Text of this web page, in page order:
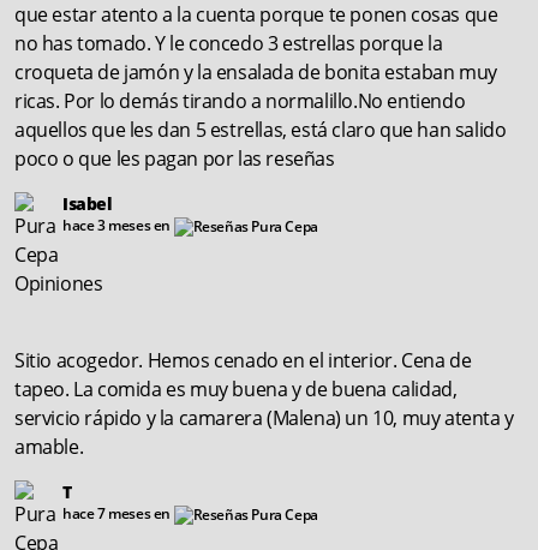
que estar atento a la cuenta porque te ponen cosas que
no has tomado. Y le concedo 3 estrellas porque la
croqueta de jamón y la ensalada de bonita estaban muy
ricas. Por lo demás tirando a normalillo.No entiendo
aquellos que les dan 5 estrellas, está claro que han salido
poco o que les pagan por las reseñas
Isabel
hace 3 meses en
Sitio acogedor. Hemos cenado en el interior. Cena de
tapeo. La comida es muy buena y de buena calidad,
servicio rápido y la camarera (Malena) un 10, muy atenta y
amable.
T
hace 7 meses en